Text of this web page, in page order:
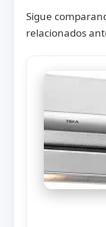
Sigue
relacionados